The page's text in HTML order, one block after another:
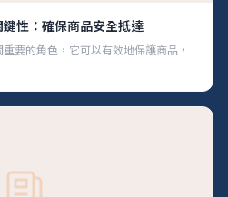
性：確保商品安全抵達
要的角色，它可以有效地保護商品，